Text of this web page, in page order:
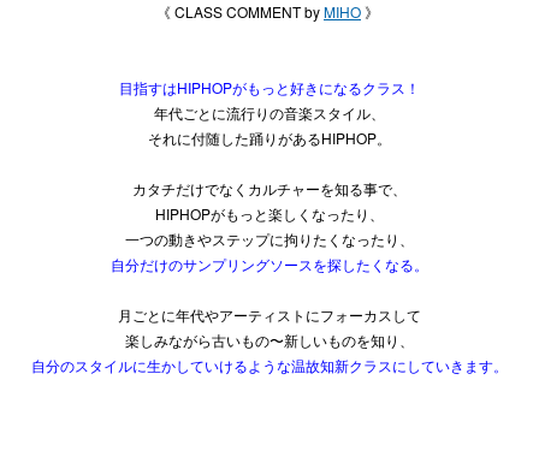
《 CLASS COMMENT byMIHO 》
目指すはHIPHOPがもっと好きになるクラス！
年代ごとに流行りの音楽スタイル、
それに付随した踊りがあるHIPHOP。
カタチだけでなくカルチャーを知る事で、
HIPHOPがもっと楽しくなったり、
一つの動きやステップに拘りたくなったり、
自分だけのサンプリングソースを探したくなる。
月ごとに年代やアーティストにフォーカスして
楽しみながら古いもの〜新しいものを知り、
自分のスタイルに生かしていけるような温故知新クラスにしていきます。